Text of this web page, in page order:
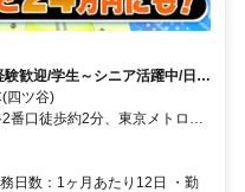
歓迎/学生～シニア活躍中/日払
四ツ谷)
番口徒歩約2分、東京メトロ丸
3番口徒歩約11分、東京メト
地/新宿リクルートセンター)東
ル4Ｆ
日数：1ヶ月あたり12日 ・勤